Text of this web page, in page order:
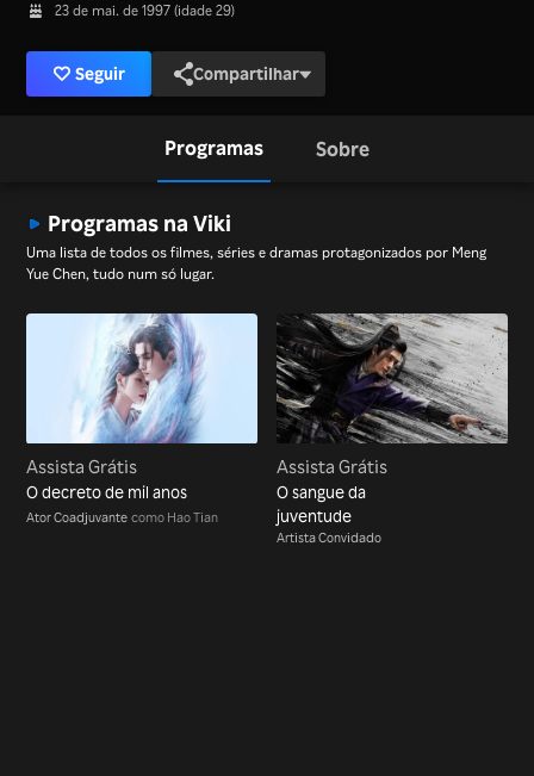
23 de mai. de 1997 (idade 29)
Seguir Compartilhar
Programas Sobre
Programas na Viki
Uma lista de todos os filmes, séries e dramas protagonizados por Meng
Yue Chen, tudo num só lugar.
Assista Grátis
O decreto de mil anos
Ator Coadjuvante como Hao Tian
Assista Grátis
O sangue da
juventude
Artista Convidado